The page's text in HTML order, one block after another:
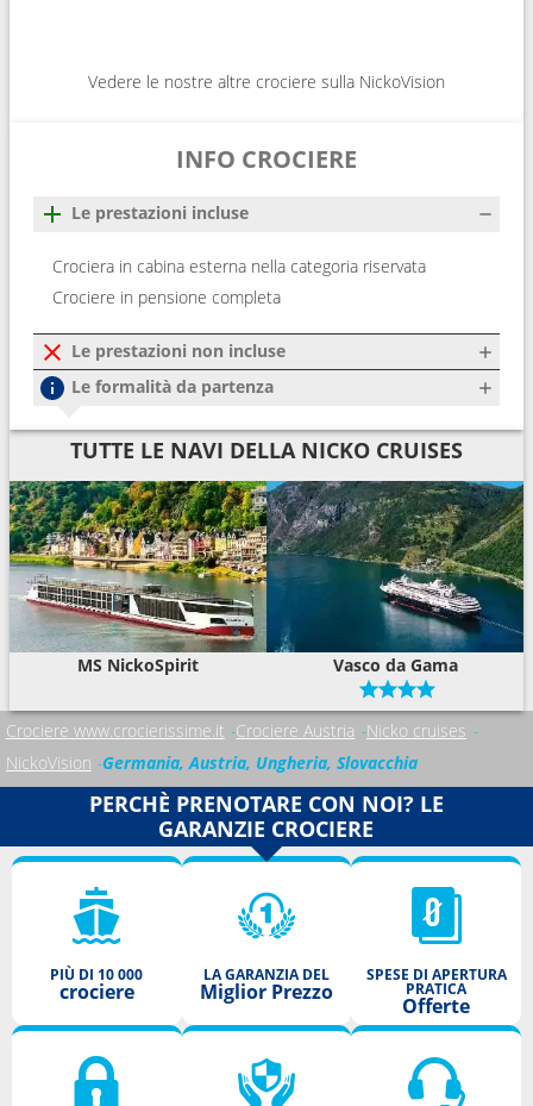
Vedere le nostre altre crociere sulla NickoVision
INFO CROCIERE
Le prestazioni incluse
Crociera in cabina esterna nella categoria riservata
Crociere in pensione completa
Le prestazioni non incluse
Le formalità da partenza
TUTTE LE NAVI DELLA NICKO CRUISES
MS NickoSpirit Vasco da Gama
Crociere www.crocierissime.it Crociere Austria Nicko cruises
NickoVision Germania, Austria, Ungheria, Slovacchia
PERCHÈ PRENOTARE CON NOI? LE
GARANZIE CROCIERE
PIÙ DI 10 000
crociere
LA GARANZIA DEL
Miglior Prezzo
SPESE DI APERTURA
PRATICA
Offerte